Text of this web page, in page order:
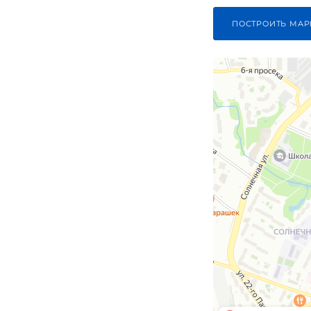
ПОСТРОИТЬ